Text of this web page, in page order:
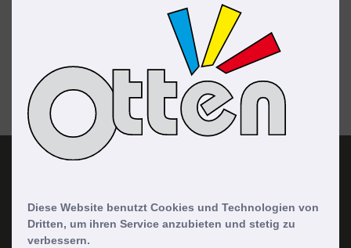
Möchten Sie mehr erfahren?
Wählen Sie jetzt den Otten Standort in Ihrer Nähe und
vereinbaren Sie einen Beratungstermin!
Jetzt Termin vereinbaren!
Diese Website benutzt Cookies und Technologien von
Dritten, um ihren Service anzubieten und stetig zu
verbessern.